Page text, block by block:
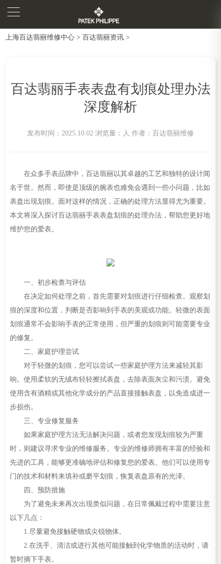
上海百达翡丽维修中心 >百达翡丽资讯 >
百达翡丽手表表盘有划痕处理办法
深度解析
发布时间：2025.10.02 浏览量： 人 作者：百达翡丽维修
在众多手表品牌中，百达翡丽以其卓越的工艺和独特的设计闻
名于世。然而，即使是顶级的腕表也难免会遇到一些小问题，比如
表盘出现划痕。面对这样的情况，正确的处理方法显得尤为重要。
本文将深入探讨百达翡丽手表表盘划痕的处理办法，帮助您更好地
维护您的爱表。
一、初步检查与评估
在决定如何处理之前，首先需要对划痕进行仔细检查。观察划
痕的深度和位置，判断是否影响到手表的美观或功能。轻微的表面
划痕通常不会影响手表的正常使用，但严重的划痕则可能需要专业
的修复。
二、家庭护理尝试
对于轻微的划痕，您可以尝试一些家庭护理方法来减轻其影
响。使用柔软的无绒布轻轻擦拭表盘，去除表面灰尘和污渍。避免
使用含有酒精或其他化学成分的产品直接接触表盘，以免造成进一
步损伤。
三、专业修复服务
如果家庭护理方法无法解决问题，或者您发现划痕较为严重
时，则建议寻求专业的维修服务。专业的维修师拥有丰富的经验和
先进的工具，能够更准确地评估和修复您的爱表。他们可以使用专
门的技术和材料来填补或磨平划痕，恢复表盘原有的光泽。
四、预防措施
为了避免未来再次出现类似问题，在日常佩戴过程中需要注意
以下几点：
1.尽量避免接触硬物或尖锐物体。
2.在洗手、清洁或进行其他可能接触到化学物质的活动时，请
暂时摘下手表。